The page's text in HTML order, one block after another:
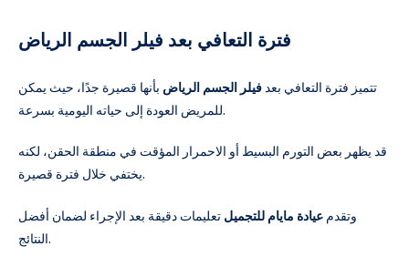
فترة التعافي بعد فيلر الجسم الرياض
تتميز فترة التعافي بعد فيلر الجسم الرياض بأنها قصيرة جدًا، حيث يمكن
للمريض العودة إلى حياته اليومية بسرعة.
قد يظهر بعض التورم البسيط أو الاحمرار المؤقت في منطقة الحقن، لكنه
يختفي خلال فترة قصيرة.
وتقدم عيادة مايام للتجميل تعليمات دقيقة بعد الإجراء لضمان أفضل
النتائج.